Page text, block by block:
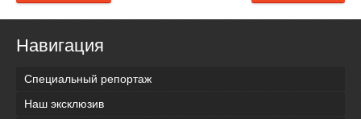
Навигация
Специальный репортаж
Наш эксклюзив